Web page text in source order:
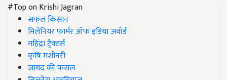
#Top on Krishi Jagran
सफल किसान
मिलेनियर फार्मर ऑफ इंडिया अवॉर्ड
महिंद्रा ट्रैक्टर्स
कृषि मशीनरी
जायद की फसल